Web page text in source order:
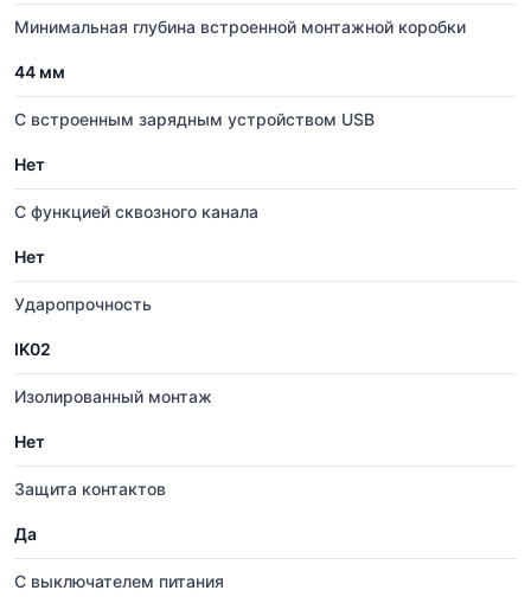
Минимальная глубина встроенной монтажной коробки
44 мм
С встроенным зарядным устройством USB
Нет
С функцией сквозного канала
Нет
Ударопрочность
IK02
Изолированный монтаж
Нет
Защита контактов
Да
С выключателем питания